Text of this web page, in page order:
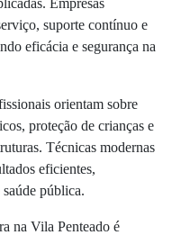
Empresas
suporte contínuo e
eficácia e segurança na
orientam sobre
proteção de crianças e
Técnicas modernas
eficientes,
pública.
na Vila Penteado é